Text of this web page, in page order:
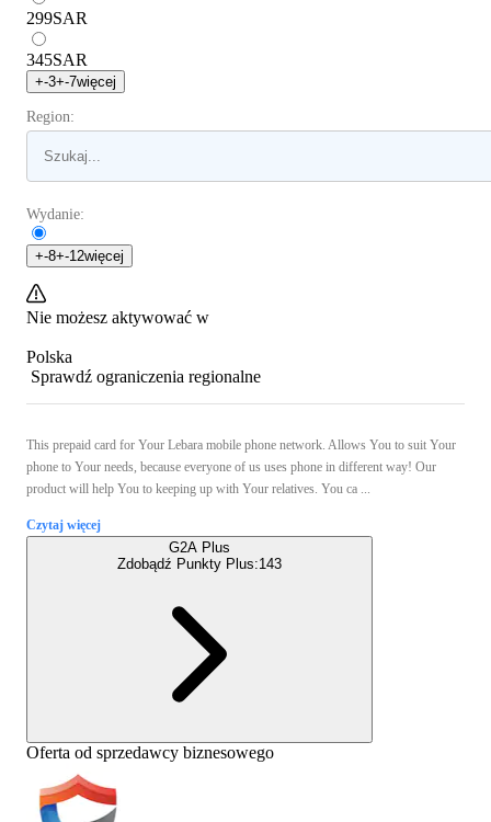
299SAR
345SAR
+-3+-7więcej
Region:
Wydanie:
+-8+-12więcej
Nie możesz aktywować w
Polska
Sprawdź ograniczenia regionalne
This prepaid card for Your Lebara mobile phone network. Allows You to suit Your
phone to Your needs, because everyone of us uses phone in different way! Our
product will help You to keeping up with Your relatives. You ca ...
Czytaj więcej
G2A Plus
Zdobądź Punkty Plus:143
Oferta od sprzedawcy biznesowego